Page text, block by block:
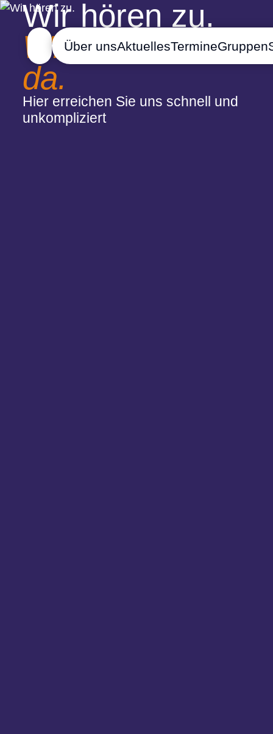
Über unsAktuellesTermineGruppen
Wir hören zu.
Wir sind für Sie
da.
Hier erreichen Sie uns schnell und
unkompliziert